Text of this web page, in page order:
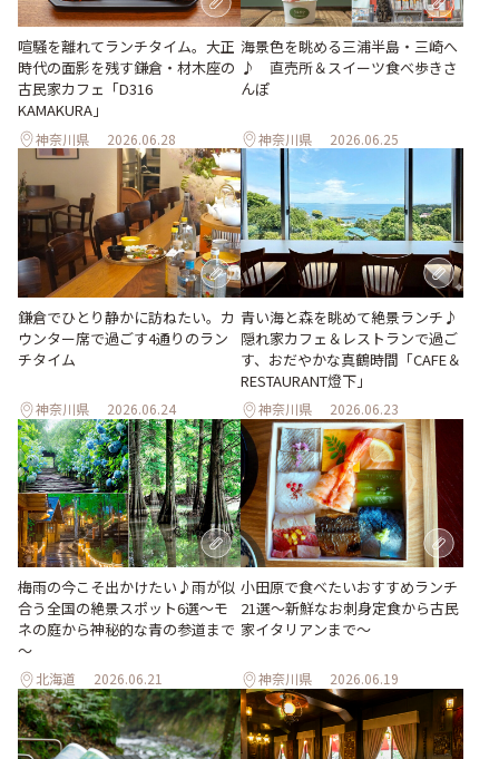
喧騒を離れてランチタイム。大正
時代の面影を残す鎌倉・材木座の
古民家カフェ「D316
KAMAKURA」
神奈川県 2026.06.28
海景色を眺める三浦半島・三崎へ
♪ 直売所＆スイーツ食べ歩きさ
んぽ
神奈川県 2026.06.25
鎌倉でひとり静かに訪ねたい。カ
ウンター席で過ごす4通りのラン
チタイム
神奈川県 2026.06.24
青い海と森を眺めて絶景ランチ♪
隠れ家カフェ＆レストランで過ご
す、おだやかな真鶴時間「CAFE＆
RESTAURANT燈下」
神奈川県 2026.06.23
梅雨の今こそ出かけたい♪雨が似
合う全国の絶景スポット6選～モ
ネの庭から神秘的な青の参道まで
～
北海道 2026.06.21
小田原で食べたいおすすめランチ
21選～新鮮なお刺身定食から古民
家イタリアンまで～
神奈川県 2026.06.19